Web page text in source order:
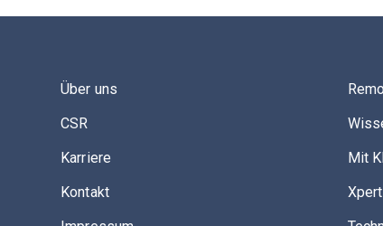
Über uns
CSR
Karriere
Kontakt
Mit